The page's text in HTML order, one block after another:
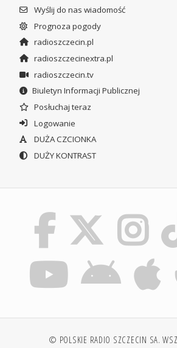
Wyślij do nas wiadomość
Prognoza pogody
radioszczecin.pl
radioszczecinextra.pl
radioszczecin.tv
Biuletyn Informacji Publicznej
Posłuchaj teraz
Logowanie
DUŻA CZCIONKA
DUŻY KONTRAST
© POLSKIE RADIO SZCZECIN SA.